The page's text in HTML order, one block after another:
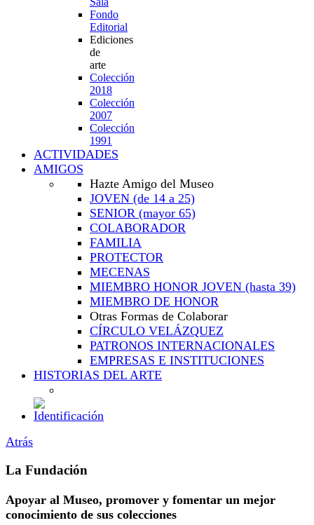
Fondo
Editorial
Ediciones
de
arte
Colección
2018
Colección
2007
Colección
1991
ACTIVIDADES
AMIGOS
Hazte Amigo del Museo
JOVEN (de 14 a 25)
SENIOR (mayor 65)
COLABORADOR
FAMILIA
PROTECTOR
MECENAS
MIEMBRO HONOR JOVEN (hasta 39)
MIEMBRO DE HONOR
Otras Formas de Colaborar
CÍRCULO VELÁZQUEZ
PATRONOS INTERNACIONALES
EMPRESAS E INSTITUCIONES
HISTORIAS DEL ARTE
Atrás
La Fundación
Apoyar al Museo, promover y fomentar un mejor
conocimiento de sus colecciones